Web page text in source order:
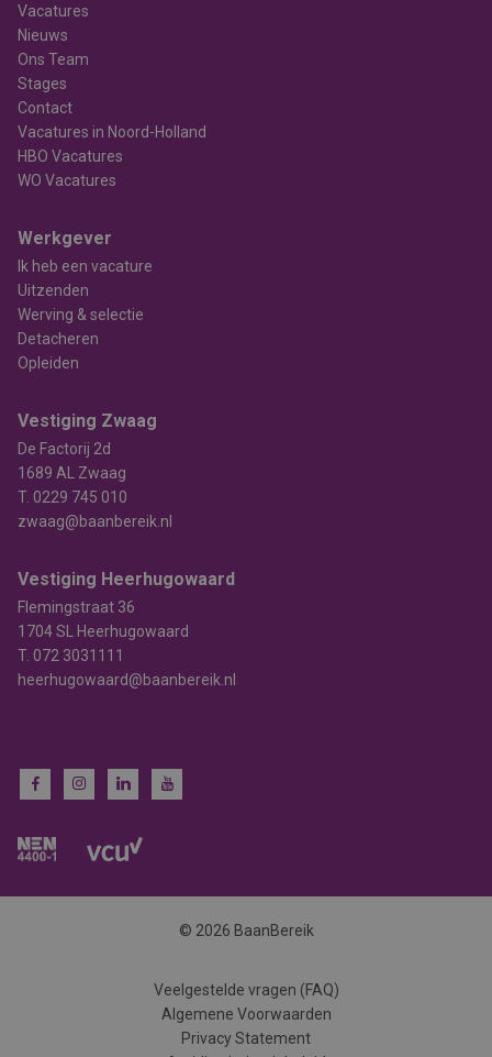
Vacatures
Nieuws
Ons Team
Stages
Contact
Vacatures in Noord-Holland
HBO Vacatures
WO Vacatures
Werkgever
Ik heb een vacature
Uitzenden
Werving & selectie
Detacheren
Opleiden
Vestiging Zwaag
De Factorij 2d
1689 AL Zwaag
T. 0229 745 010
zwaag@baanbereik.nl
Vestiging Heerhugowaard
Flemingstraat 36
1704 SL Heerhugowaard
T. 072 3031111
heerhugowaard@baanbereik.nl
© 2026 BaanBereik
Veelgestelde vragen (FAQ)
Algemene Voorwaarden
Privacy Statement